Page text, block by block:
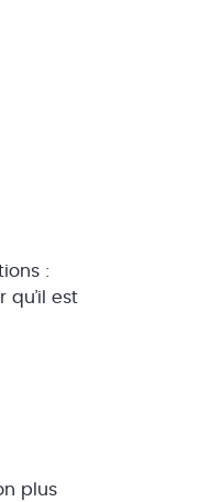
:
qu’il est
plus